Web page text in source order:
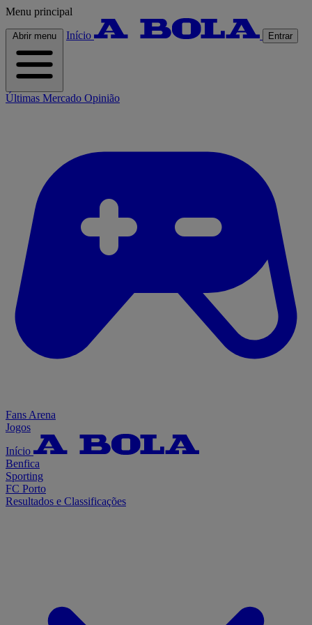
Menu principal
Abrir menu Início Entrar
Últimas Mercado Opinião
Fans Arena
Jogos
Início
Benfica
Sporting
FC Porto
Resultados e Classificações